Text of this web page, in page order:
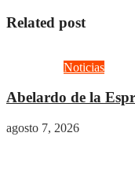
Related post
Noticias
Abelardo de la
agosto 7, 2026